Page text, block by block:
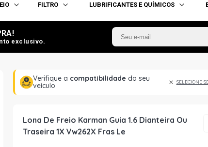
FILTRO LUBRIFICANTES E QUÍMICOS
exclusivo.
Verifique a compatibilidade do seu
veículo
SELECIONE
Lona De Freio Karman Guia 1.6 Dianteira Ou
Traseira 1X Vw262X Fras Le